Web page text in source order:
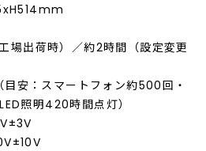
場出荷時）／約2時間（設定変更
安：スマートフォン約500回・
照明420時間点灯）